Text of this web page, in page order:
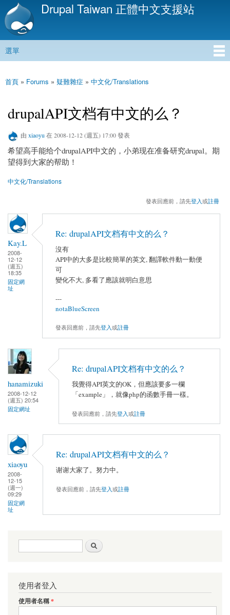
移
內
Drupal Taiwan 正體中文支援站
主選單
選單
您在這裡
首頁 » Forums » 疑難雜症 » 中文化/Translations
drupalAPI文档有中文的么？
由 xiaoyu 在 2008-12-12 (週五) 17:00 發表
希望高手能给个drupalAPI中文的，小弟现在准备研究drupal。期
望得到大家的帮助！
中文化/Translations
發表回應前，請先登入或註冊
Kay.L
2008-
12-12
(週五)
18:35
固定網
址
Re: drupalAPI文档有中文的么？
沒有
API中的大多是比較簡單的英文, 翻譯軟件動一動便
可
變化不大, 多看了應該就明白意思
---
notaBlueScreen
發表回應前，請先登入或註冊
hanamizuki
2008-12-12
(週五) 20:54
固定網址
Re: drupalAPI文档有中文的么？
我覺得API英文的OK，但應該要多一欄
「example」，就像php的函數手冊一樣。
發表回應前，請先登入或註冊
xiaoyu
2008-
12-15
(週一)
09:29
固定網
址
Re: drupalAPI文档有中文的么？
谢谢大家了。努力中。
發表回應前，請先登入或註冊
搜尋表單
使用者登入
使用者名稱*